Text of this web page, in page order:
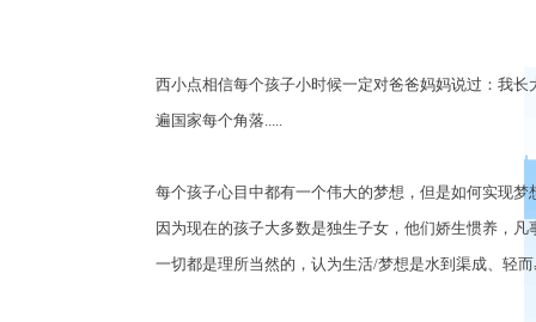
西小点相信每个孩子小时候一定对爸爸妈妈说过：我
遍国家每个角落.....
每个孩子心目中都有一个伟大的梦想，但是如何实现梦
因为现在的孩子大多数是独生子女，他们娇生惯养，
一切都是理所当然的，认为生活/梦想是水到渠成、轻